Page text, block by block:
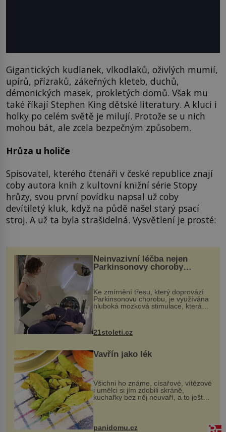
Gigantických kudlanek, vlkodlaků, oživlých mumií,
upírů, přízraků, zákeřných kleteb, duchů,
démonických masek, prokletých domů. Však mu
také říkají Stephen King dětské literatury. A kluci i
holky po celém světě je milují. Protože se u nich
mohou bát, ale zcela bezpečným způsobem.
Hrůza u holiče
Spisovatel, kterého čtenáři v české republice znají
coby autora knih z kultovní knižní série Stopy
hrůzy, svou první povídku napsal už coby
devítiletý kluk, když na půdě našel starý psací
stroj. A už ta byla strašidelná. Vysvětlení je prosté:
Neinvazivní léčba nejen
Parkinsonovy choroby
Ke zmírnění třesu, který doprovází
Parkinsonovu chorobu, je využívána
hluboká mozková stimulace, která
však vyžaduje vysoce invazivní
zákrok. Ultrazvuk zase není vhodný
k dostatečně přesnému zacílení ...
21stoleti.cz
Vavřín jako lék
Všichni ho známe, císařové, vítězové
i umělci si jím zdobili skráně,
kuchařky bez něj neuvaří, a to ještě
nevíte, že bobkový list může výrazně
zmírnit některé naše neduhy.
Obsahuje v malém množství ně...
panidomu.cz